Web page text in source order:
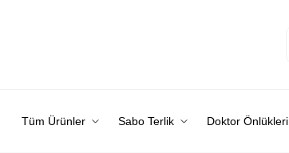
Tüm Ürünler Sabo Terlik Doktor Önlükleri